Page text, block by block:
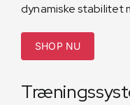
dynamiske stabilitet
SHOP NU